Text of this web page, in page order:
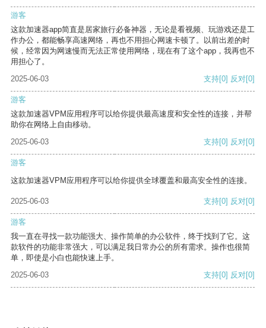
游客
这款加速器app简直是居家旅行必备神器，无论是看视频、玩游戏还是工
作办公，都能畅享高速网络，再也不用担心网速卡顿了。以前出差的时
候，经常因为网速慢而无法正常使用网络，现在有了这个app，我再也不
用担心了。
2025-06-03
支持[0] 反对[0]
游客
这款加速器VPM应用程序可以给你提供最高速度和安全性的连接，并帮
助你在网络上自由移动。
2025-06-03
支持[0] 反对[0]
游客
这款加速器VPM应用程序可以给你提供全球覆盖和最高安全性的连接。
2025-06-03 支持[0] 反对[0]
游客
我一直在寻找一款功能强大、操作简单的办公软件，终于找到了它。这
款软件的功能非常强大，可以满足我日常办公的所有需求。操作也很简
单，即使是小白也能快速上手。
2025-06-03
支持[0] 反对[0]